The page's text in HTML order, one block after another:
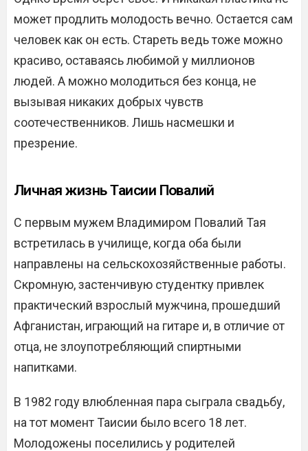
может продлить молодость вечно. Остается сам
человек как он есть. Стареть ведь тоже можно
красиво, оставаясь любимой у миллионов
людей. А можно молодиться без конца, не
вызывая никаких добрых чувств
соотечественников. Лишь насмешки и
презрение.
Личная жизнь Таисии Повалий
С первым мужем Владимиром Повалий Тая
встретилась в училище, когда оба были
направлены на сельскохозяйственные работы.
Скромную, застенчивую студентку привлек
практический взрослый мужчина, прошедший
Афганистан, играющий на гитаре и, в отличие от
отца, не злоупотребляющий спиртными
напитками.
В 1982 году влюбленная пара сыграла свадьбу,
на тот момент Таисии было всего 18 лет.
Молодожены поселились у родителей